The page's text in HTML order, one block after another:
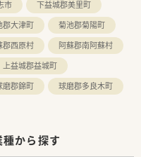
市
下益城郡美里町
郡大津町
菊池郡菊陽町
郡西原村
阿蘇郡南阿蘇村
上益城郡益城町
磨郡錦町
球磨郡多良木町
から探す